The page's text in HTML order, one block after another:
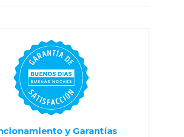
y Garantías